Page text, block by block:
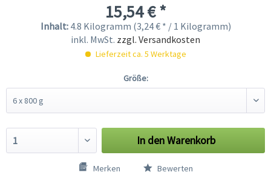
15,54 € *
Inhalt: 4.8 Kilogramm (3,24 € * / 1 Kilogramm)
inkl. MwSt. zzgl. Versandkosten
Lieferzeit ca. 5 Werktage
Größe:
In denWarenkorb
Merken Bewerten